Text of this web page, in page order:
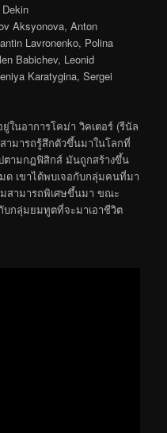
Aksyonova, Anton
Lavronenko, Polina
Babichev, Leonid
Karatygina, Sergei
ในอาการโคม่า วิคเตอร์ (รีนัล
มารถรู้สึกตัวขึ้นมาในโลกที่
ตามกฎฟิสิกส์ มันถูกสร้างขึ้น
ด เขาได้พบเจอกับกลุ่มคนที่มา
สามารถพิเศษขึ้นมา ขณะ
บกลุ่มยมทูตที่จะมาเอาชีวิต